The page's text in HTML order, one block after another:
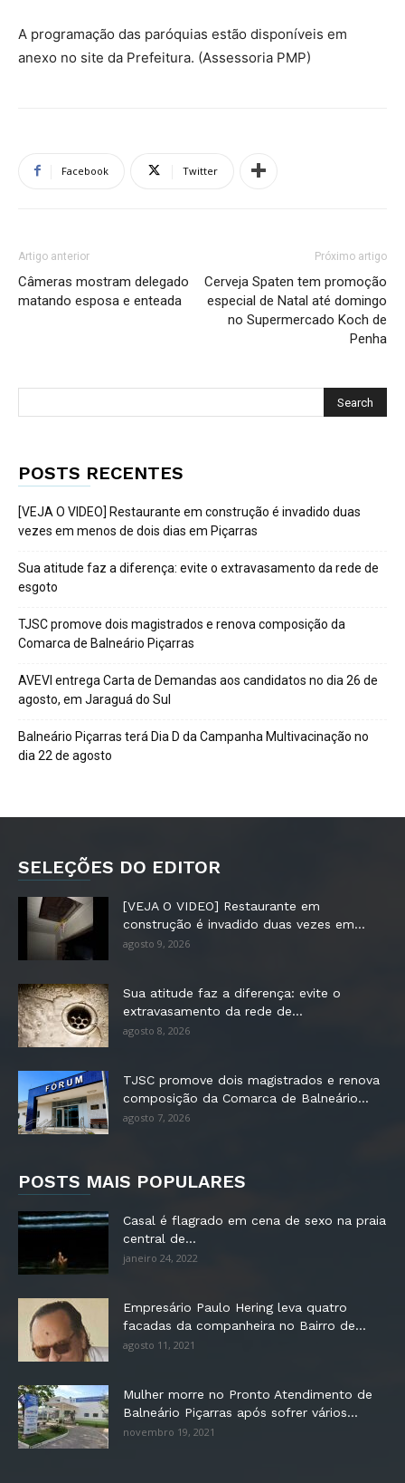
A programação das paróquias estão disponíveis em
anexo no site da Prefeitura. (Assessoria PMP)
Facebook Twitter
Artigo anterior
Câmeras mostram delegado
matando esposa e enteada
Próximo artigo
Cerveja Spaten tem promoção
especial de Natal até domingo
no Supermercado Koch de
Penha
POSTS RECENTES
[VEJA O VIDEO] Restaurante em construção é invadido duas
vezes em menos de dois dias em Piçarras
Sua atitude faz a diferença: evite o extravasamento da rede de
esgoto
TJSC promove dois magistrados e renova composição da
Comarca de Balneário Piçarras
AVEVI entrega Carta de Demandas aos candidatos no dia 26 de
agosto, em Jaraguá do Sul
Balneário Piçarras terá Dia D da Campanha Multivacinação no
dia 22 de agosto
SELEÇÕES DO EDITOR
[VEJA O VIDEO] Restaurante em
construção é invadido duas vezes em...
agosto 9, 2026
Sua atitude faz a diferença: evite o
extravasamento da rede de...
agosto 8, 2026
TJSC promove dois magistrados e renova
composição da Comarca de Balneário...
agosto 7, 2026
POSTS MAIS POPULARES
Casal é flagrado em cena de sexo na praia
central de...
janeiro 24, 2022
Empresário Paulo Hering leva quatro
facadas da companheira no Bairro de...
agosto 11, 2021
Mulher morre no Pronto Atendimento de
Balneário Piçarras após sofrer vários...
novembro 19, 2021